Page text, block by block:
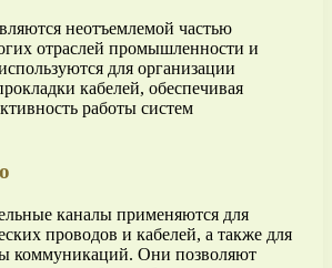
неотъемлемой частью
отраслей промышленности и
для организации
кабелей, обеспечивая
работы систем
каналы применяются для
проводов и кабелей, а также для
коммуникаций. Они позволяют